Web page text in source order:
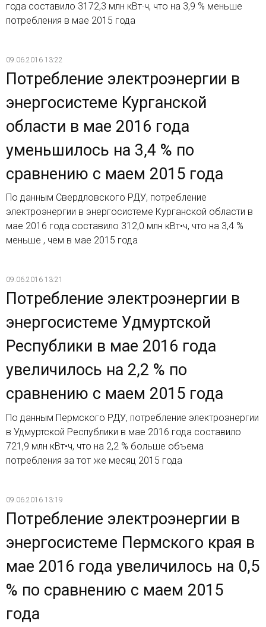
года составило 3172,3 млн кВт·ч, что на 3,9 % меньше
потребления в мае 2015 года
09.06.2016 13:22
Потребление электроэнергии в
энергосистеме Курганской
области в мае 2016 года
уменьшилось на 3,4 % по
сравнению с маем 2015 года
По данным Свердловского РДУ, потребление
электроэнергии в энергосистеме Курганской области в
мае 2016 года составило 312,0 млн кВт•ч, что на 3,4 %
меньше , чем в мае 2015 года
09.06.2016 13:21
Потребление электроэнергии в
энергосистеме Удмуртской
Республики в мае 2016 года
увеличилось на 2,2 % по
сравнению с маем 2015 года
По данным Пермского РДУ, потребление электроэнергии
в Удмуртской Республики в мае 2016 года составило
721,9 млн кВт•ч, что на 2,2 % больше объема
потребления за тот же месяц 2015 года
09.06.2016 13:19
Потребление электроэнергии в
энергосистеме Пермского края в
мае 2016 года увеличилось на 0,5
% по сравнению с маем 2015
года